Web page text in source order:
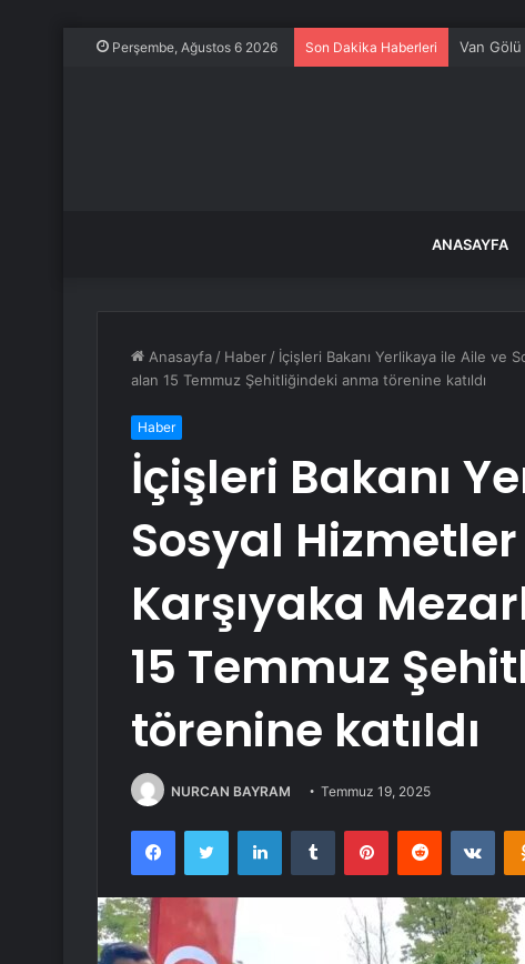
Perşembe, Ağustos 6 2026 Son Dakika Haberleri Van Gölü
ANASAYFA
Anasayfa / Haber / İçişleri Bakanı Yerlikaya ile Aile ve
alan 15 Temmuz Şehitliğindeki anma törenine katıldı
Haber
İçişleri Bakanı
Sosyal
Karşıyaka
15 Temmuz
törenine katıldı
NURCAN BAYRAM Temmuz 19, 2025
FacebookTwitter LinkedInTumblr PinterestReddit